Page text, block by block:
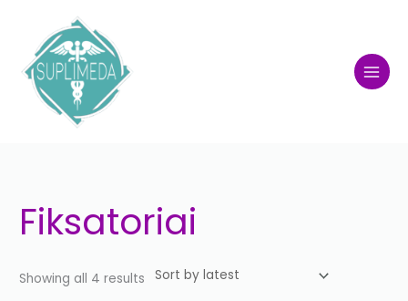
content
Fiksatoriai
Showing all 4 results